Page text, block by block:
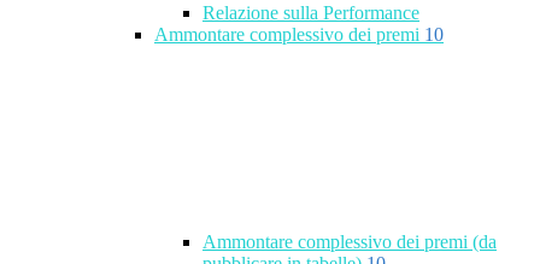
Relazione sulla Performance
Ammontare complessivo dei premi 10
Ammontare complessivo dei premi (da